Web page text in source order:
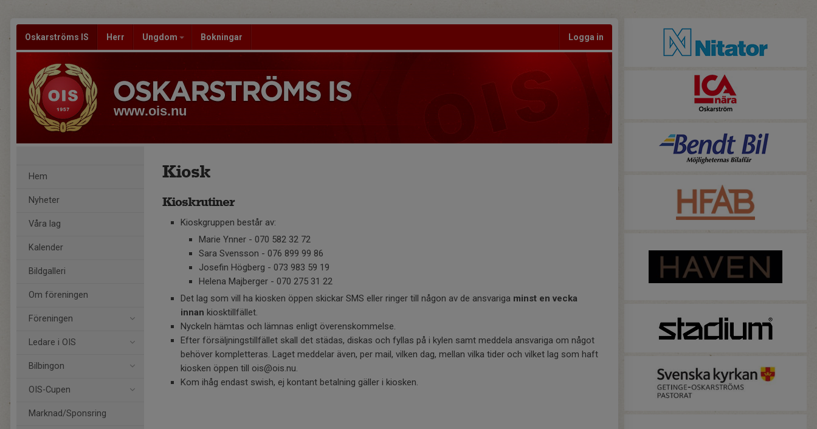
Oskarströms IS Herr Ungdom Bokningar Logga in
www.ois.nu
Hem
Nyheter
Våra lag
Kalender
Bildgalleri
Om föreningen
Föreningen
Ledare i OIS
Bilbingon
OIS-Cupen
Marknad/Sponsring
Kiosk
Kioskrutiner
Kioskgruppen består av:
Marie Ynner - 070 582 32 72
Sara Svensson - 076 899 99 86
Josefin Högberg - 073 983 59 19
Helena Majberger - 070 275 31 22
Det lag som vill ha kiosken öppen skickar SMS eller ringer till någon av de ansvariga minst en vecka
innan kiosktillfället.
Nyckeln hämtas och lämnas enligt överenskommelse.
Efter försäljningstillfället skall det städas, diskas och fyllas på i kylen samt meddela ansvariga om något
behöver kompletteras. Laget meddelar även, per mail, vilken dag, mellan vilka tider och vilket lag som haft
kiosken öppen till ois@ois.nu.
Kom ihåg endast swish, ej kontant betalning gäller i kiosken.